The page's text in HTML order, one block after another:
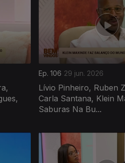
Ep. 106 29 jun. 2026
Lívio Pinheiro, Ruben
Carla Santana, Klein
Saburas Na Bu...